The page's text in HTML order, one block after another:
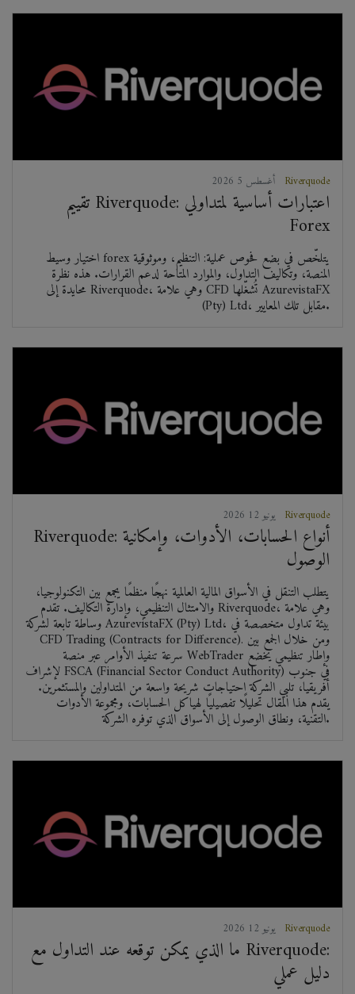
Riverquode
تقييم Riverquode: اعتبارات أساسية لمتداولي
Forex
اختيار وسيط forex يتلخّص في بضع فحوص عملية: التنظيم، وموثوقية
المنصة، وتكاليف التداول، والموارد المتاحة لدعم القرارات. هذه نظرة
محايدة إلى Riverquode، وهي علامة CFD تُشغّلها AzurevistaFX
(Pty) Ltd، مقابل تلك المعايير.
2026 يونيو 12 Riverquode
Riverquode: أنواع الحسابات، الأدوات، وإمكانية
الوصول
يتطلب التنقل في الأسواق المالية العالمية نهجًا منظمًا يجمع بين التكنولوجيا،
والامتثال التنظيمي، وإدارة التكاليف. تقدم Riverquode، وهي علامة
وساطة تابعة لشركة AzurevistaFX (Pty) Ltd، بيئة تداول متخصصة في
CFD Trading (Contracts for Difference). ومن خلال الجمع بين
سرعة تنفيذ الأوامر عبر منصة WebTrader وإطار تنظيمي يخضع
لإشراف FSCA (Financial Sector Conduct Authority) في جنوب
أفريقيا، تلبي الشركة احتياجات شريحة واسعة من المتداولين والمستثمرين.
يقدم هذا المقال تحليلًا تفصيليًا لهياكل الحسابات، ومجموعة الأدوات
التقنية، ونطاق الوصول إلى الأسواق الذي توفره الشركة.
2026 يونيو 12 Riverquode
ما الذي يمكن توقعه عند التداول مع Riverquode:
دليل عملي